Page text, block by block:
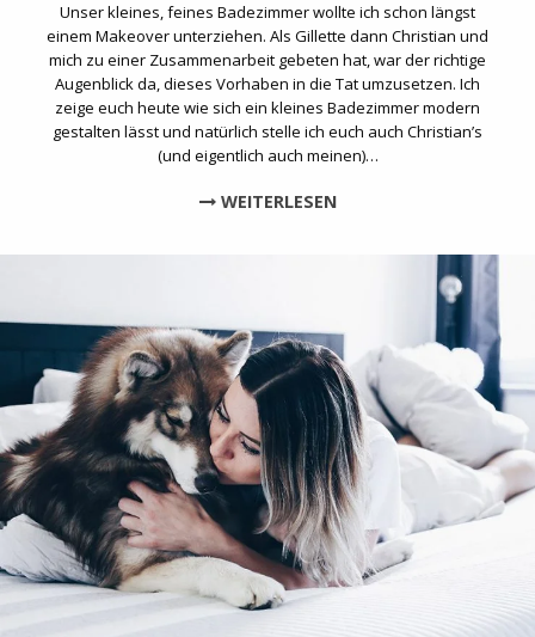
Unser kleines, feines Badezimmer wollte ich schon längst
einem Makeover unterziehen. Als Gillette dann Christian und
mich zu einer Zusammenarbeit gebeten hat, war der richtige
Augenblick da, dieses Vorhaben in die Tat umzusetzen. Ich
zeige euch heute wie sich ein kleines Badezimmer modern
gestalten lässt und natürlich stelle ich euch auch Christian’s
(und eigentlich auch meinen)…
WEITERLESEN